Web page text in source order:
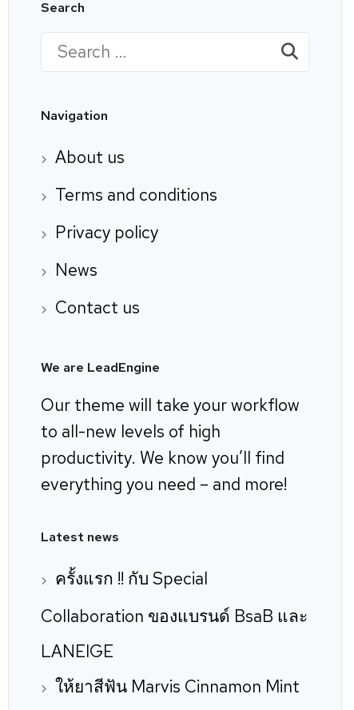
Search
Search
for:
Navigation
About us
Terms and conditions
Privacy policy
News
Contact us
We are LeadEngine
Our theme will take your workflow
to all-new levels of high
productivity. We know you’ll find
everything you need – and more!
Latest news
ครั้งแรก !! กับ Special
Collaboration ของแบรนด์ BsaB และ
LANEIGE
ให้ยาสีฟัน Marvis Cinnamon Mint